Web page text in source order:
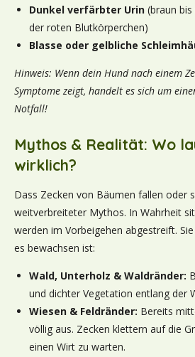
Dunkel verfärbter Urin (braun
der roten Blutkörperchen)
Blasse oder gelbliche
Hinweis: Wenn dein Hund nach einem
Symptome zeigt, handelt es sich um
Notfall!
Mythos & Realität: Wo
wirklich?
Dass Zecken von Bäumen fallen oder
weitverbreiteter Mythos. In Wahrheit
werden im Vorbeigehen abgestreift.
es bewachsen ist:
Wald, Unterholz & Waldränder:
und dichter Vegetation entlang der
Wiesen & Feldränder: Bereits
völlig aus. Zecken klettern auf die
einen Wirt zu warten.